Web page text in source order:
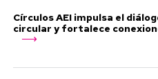
Círculos AEI impulsa el
circular y fortalece